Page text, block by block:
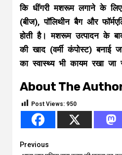
कि धींगरी मशरूम लगाने के
(बीज), पॉलिथीन बैग और
होती है। मशरूम उत्पादन के
की खाद (वर्मी कंपोस्ट) बनाई
का स्वास्थ्य भी कायम रखा जा
About The
Post Views: 950
Continue
Previous